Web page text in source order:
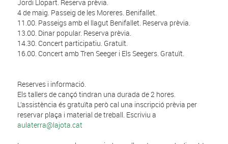
Jordi Llopart. Reserva prèvia.
4 de maig. Passeig de les Moreres. Benifallet.
11.00. Passeigs amb el llagut Benifallet. Reserva prèvia.
13.00. Dinar popular. Reserva prèvia.
14.30. Concert participatiu. Gratuït.
16.00. Concert amb Tren Seeger i Els Seegers. Gratuït.
Reserves i informació.
Els tallers de cançó tindran una durada de 2 hores.
L’assistència és gratuïta però cal una inscripció prèvia per
reservar plaça i material de treball. Escriviu a
aulaterra@lajota.cat